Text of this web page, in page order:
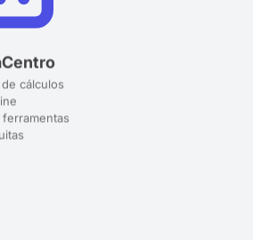
cálculos